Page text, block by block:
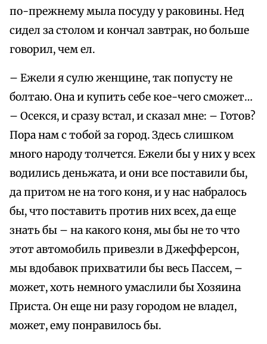
по-прежнему мыла посуду у раковины. Нед
сидел за столом и кончал завтрак, но больше
говорил, чем ел.
– Ежели я сулю женщине, так попусту не
болтаю. Она и купить себе кое-чего сможет…
– Осекся, и сразу встал, и сказал мне: – Готов?
Пора нам с тобой за город. Здесь слишком
много народу толчется. Ежели бы у них у всех
водились деньжата, и они все поставили бы,
да притом не на того коня, и у нас набралось
бы, что поставить против них всех, да еще
знать бы – на какого коня, мы бы не то что
этот автомобиль привезли в Джефферсон,
мы вдобавок прихватили бы весь Пассем, –
может, хоть немного умаслили бы Хозяина
Приста. Он еще ни разу городом не владел,
может, ему понравилось бы.